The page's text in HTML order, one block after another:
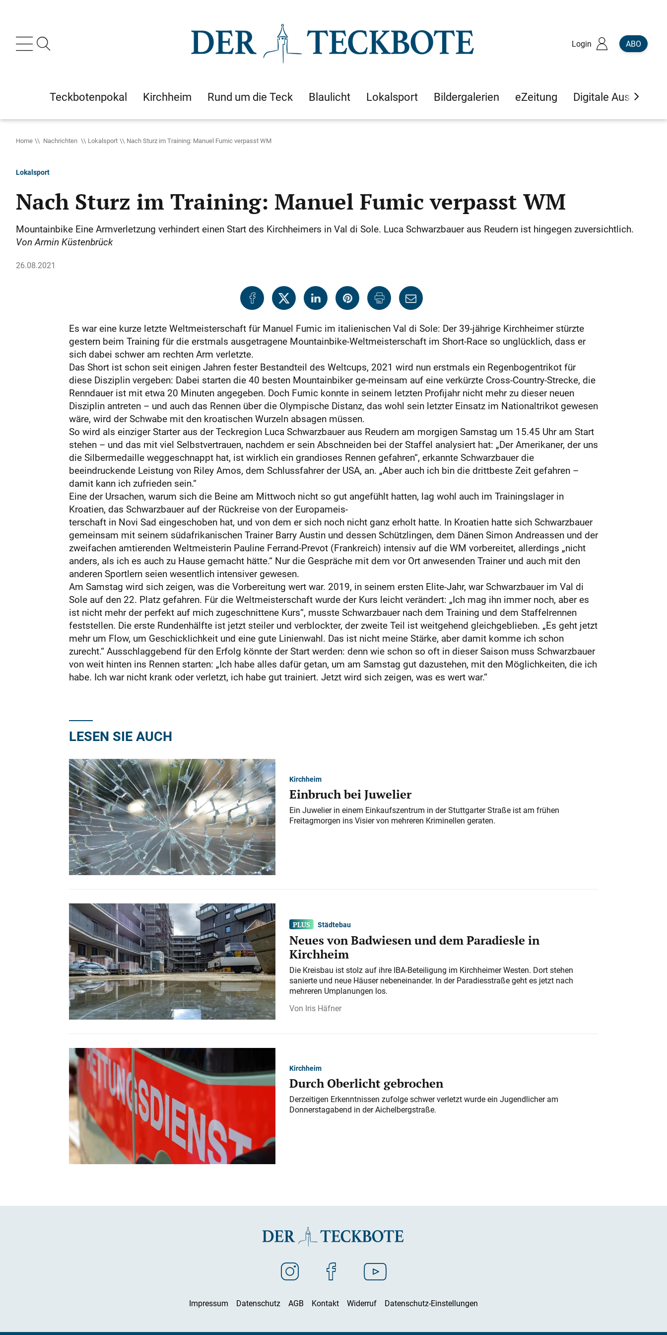
Login ABO
Teckbotenpokal Kirchheim Rund um die Teck Blaulicht Lokalsport Bildergalerien eZeitung Digitale Ausgaben
Home Nachrichten Lokalsport Nach Sturz im Training: Manuel Fumic verpasst WM
Lokalsport
Nach Sturz im Training: Manuel Fumic verpasst WM
Mountainbike Eine Armverletzung verhindert einen Start des Kirchheimers in Val di Sole. Luca Schwarzbauer aus Reudern ist hingegen zuversichtlich.
Von Armin Küstenbrück
26.08.2021
Es war eine kurze letzte Weltmeisterschaft für Manuel Fumic im italienischen Val di Sole: Der 39-jährige Kirchheimer stürzte
gestern beim Training für die erstmals ausgetragene Mountainbike-Weltmeisterschaft im Short-Race so unglücklich, dass er
sich dabei schwer am rechten Arm verletzte.
Das Short ist schon seit einigen Jahren fester Bestandteil des Weltcups, 2021 wird nun erstmals ein Regenbogentrikot für
diese Disziplin vergeben: Dabei starten die 40 besten Mountainbiker ge-meinsam auf eine verkürzte Cross-Country-Strecke, die
Renndauer ist mit etwa 20 Minuten angegeben. Doch Fumic konnte in seinem letzten Profijahr nicht mehr zu dieser neuen
Disziplin antreten – und auch das Rennen über die Olympische Distanz, das wohl sein letzter Einsatz im Nationaltrikot gewesen
wäre, wird der Schwabe mit den kroatischen Wurzeln absagen müssen.
So wird als einziger Starter aus der Teckregion Luca Schwarzbauer aus Reudern am morgigen Samstag um 15.45 Uhr am Start
stehen – und das mit viel Selbstvertrauen, nachdem er sein Abschneiden bei der Staffel analysiert hat: „Der Amerikaner, der uns
die Silbermedaille weggeschnappt hat, ist wirklich ein grandioses Rennen gefahren“, erkannte Schwarzbauer die
beeindruckende Leistung von Riley Amos, dem Schlussfahrer der USA, an. „Aber auch ich bin die drittbeste Zeit gefahren –
damit kann ich zufrieden sein.“
Eine der Ursachen, warum sich die Beine am Mittwoch nicht so gut angefühlt hatten, lag wohl auch im Trainingslager in
Kroatien, das Schwarzbauer auf der Rückreise von der Europameis-
terschaft in Novi Sad eingeschoben hat, und von dem er sich noch nicht ganz erholt hatte. In Kroatien hatte sich Schwarzbauer
gemeinsam mit seinem südafrikanischen Trainer Barry Austin und dessen Schützlingen, dem Dänen Simon Andreassen und der
zweifachen amtierenden Weltmeisterin Pauline Ferrand-Prevot (Frankreich) intensiv auf die WM vorbereitet, allerdings „nicht
anders, als ich es auch zu Hause gemacht hätte.“ Nur die Gespräche mit dem vor Ort anwesenden Trainer und auch mit den
anderen Sportlern seien wesentlich intensiver gewesen.
Am Samstag wird sich zeigen, was die Vorbereitung wert war. 2019, in seinem ersten Elite-Jahr, war Schwarzbauer im Val di
Sole auf den 22. Platz gefahren. Für die Weltmeisterschaft wurde der Kurs leicht verändert: „Ich mag ihn immer noch, aber es
ist nicht mehr der perfekt auf mich zugeschnittene Kurs“, musste Schwarzbauer nach dem Training und dem Staffelrennen
feststellen. Die erste Rundenhälfte ist jetzt steiler und verblockter, der zweite Teil ist weitgehend gleichgeblieben. „Es geht jetzt
mehr um Flow, um Geschicklichkeit und eine gute Linienwahl. Das ist nicht meine Stärke, aber damit komme ich schon
zurecht.“ Ausschlaggebend für den Erfolg könnte der Start werden: denn wie schon so oft in dieser Saison muss Schwarzbauer
von weit hinten ins Rennen starten: „Ich habe alles dafür getan, um am Samstag gut dazustehen, mit den Möglichkeiten, die ich
habe. Ich war nicht krank oder verletzt, ich habe gut trainiert. Jetzt wird sich zeigen, was es wert war.“
LESEN SIE AUCH
Kirchheim
Einbruch bei Juwelier
Ein Juwelier in einem Einkaufszentrum in der Stuttgarter Straße ist am frühen
Freitagmorgen ins Visier von mehreren Kriminellen geraten.
Städtebau
Neues von Badwiesen und dem Paradiesle in
Kirchheim
Die Kreisbau ist stolz auf ihre IBA-Beteiligung im Kirchheimer Westen. Dort stehen
sanierte und neue Häuser nebeneinander. In der Paradiesstraße geht es jetzt nach
mehreren Umplanungen los.
Iris Häfner
Kirchheim
Durch Oberlicht gebrochen
Derzeitigen Erkenntnissen zufolge schwer verletzt wurde ein Jugendlicher am
Donnerstagabend in der Aichelbergstraße.
Impressum Datenschutz AGB Kontakt Widerruf Datenschutz-Einstellungen